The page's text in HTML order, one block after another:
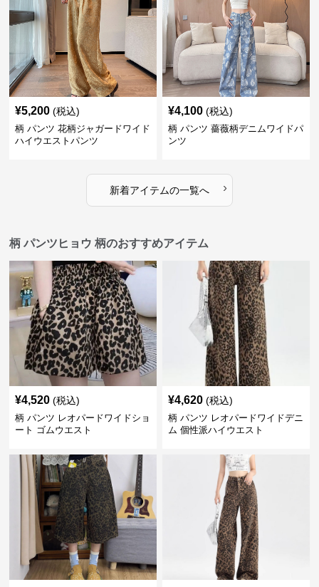
¥5,200 (税込)
柄 パンツ 花柄ジャガードワイド
ハイウエストパンツ
¥4,100 (税込)
柄 パンツ 薔薇柄デニムワイドパ
ンツ
新着アイテムの一覧へ ›
柄 パンツヒョウ 柄のおすすめアイテム
¥4,520 (税込)
柄 パンツ レオパードワイドショ
ート ゴムウエスト
¥4,620 (税込)
柄 パンツ レオパードワイドデニ
ム 個性派ハイウエスト